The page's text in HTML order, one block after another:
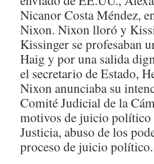
Nicanor Costa Méndez,
Nixon. Nixon lloró y
Kissinger se profesaban
Haig y por una salida
el secretario de Estado,
Nixon anunciaba su
Comité Judicial de la
motivos de juicio
Justicia, abuso de los
proceso de juicio político.